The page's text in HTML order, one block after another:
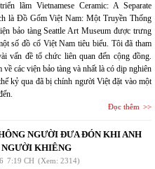
lãm Vietnamese Ceramic: A Separate
là Đồ Gốm Việt Nam: Một Truyền Thống
bảo tàng Seattle Art Museum được trưng
số đồ cổ Việt Nam tiêu biểu. Tôi đã tham
vấn đề tổ chức liên quan đến cộng đồng.
các viện bảo tàng và nhất là có dịp nghiên
kỷ qua đã bị chính người Việt đặt vào một
Đọc thêm
NGƯỜI ĐƯA ĐÓN KHI ANH
KHIÊNG
7:19 CH (Xem: 2314)